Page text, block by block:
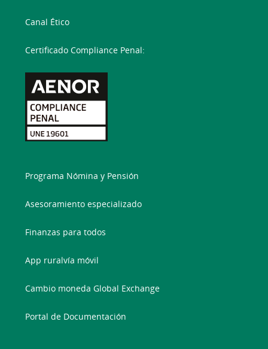
Canal Ético
Certificado Compliance Penal:
Programa Nómina y Pensión
Asesoramiento especializado
Finanzas para todos
App ruralvía móvil
Cambio moneda Global Exchange
Portal de Documentación